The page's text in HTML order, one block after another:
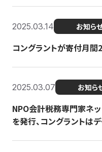
2025.03.14 お知ら
コングラントが寄付月
2025.03.07 お知ら
NPO会計税務専門家ネッ
を発行、コングラントは